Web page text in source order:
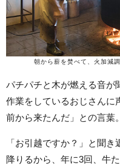
朝から薪を焚べて、火加減
パチパチと木が燃える音が
作業をしているおじさんに
前から来たんだ」との言葉。
「お引越ですか？」と聞
降りるから、年に3回、牛